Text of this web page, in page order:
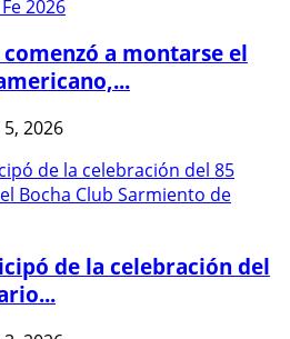
comenzó a montarse el
2026
de la celebración del